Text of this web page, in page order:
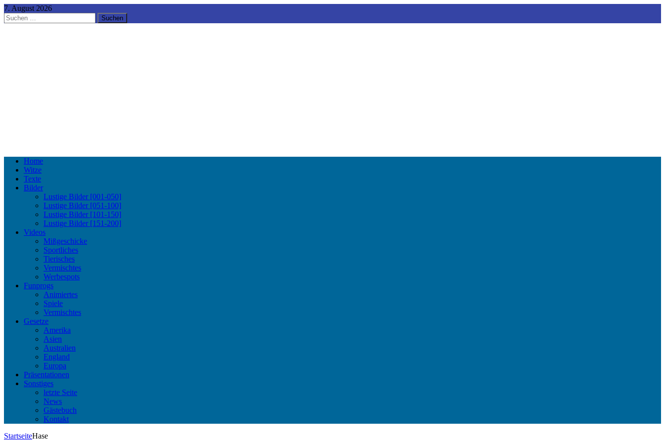
7. August 2026
Suchen
nach:
Home
Witze
Texte
Bilder
Lustige Bilder [001-050]
Lustige Bilder [051-100]
Lustige Bilder [101-150]
Lustige Bilder [151-200]
Videos
Mißgeschicke
Sportliches
Tierisches
Vermischtes
Werbespots
Funprogs
Animiertes
Spiele
Vermischtes
Gesetze
Amerika
Asien
Australien
England
Europa
Präsentationen
Sonstiges
letzte Seite
News
Gästebuch
Kontakt
StartseiteHase